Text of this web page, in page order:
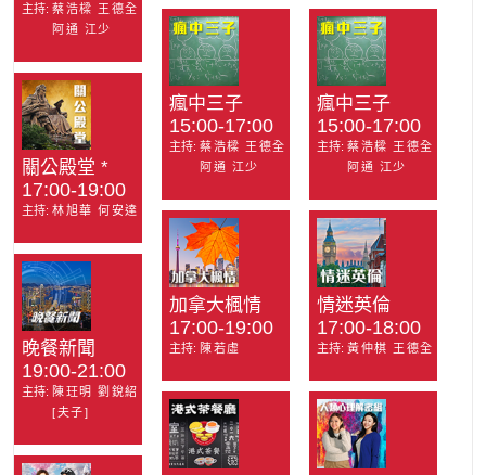
主持: 蔡浩樑 王德全
阿通 江少
關公殿堂 *
17:00-19:00
主持: 林旭華 何安達
晚餐新聞
19:00-21:00
主持: 陳玨明 劉銳紹
[夫子]
瘋中三子
15:00-17:00
主持: 蔡浩樑 王德全
阿通 江少
加拿大楓情
17:00-19:00
主持: 陳若虛
瘋中三子
15:00-17:00
主持: 蔡浩樑 王德全
阿通 江少
情迷英倫
17:00-18:00
主持: 黃仲棋 王德全